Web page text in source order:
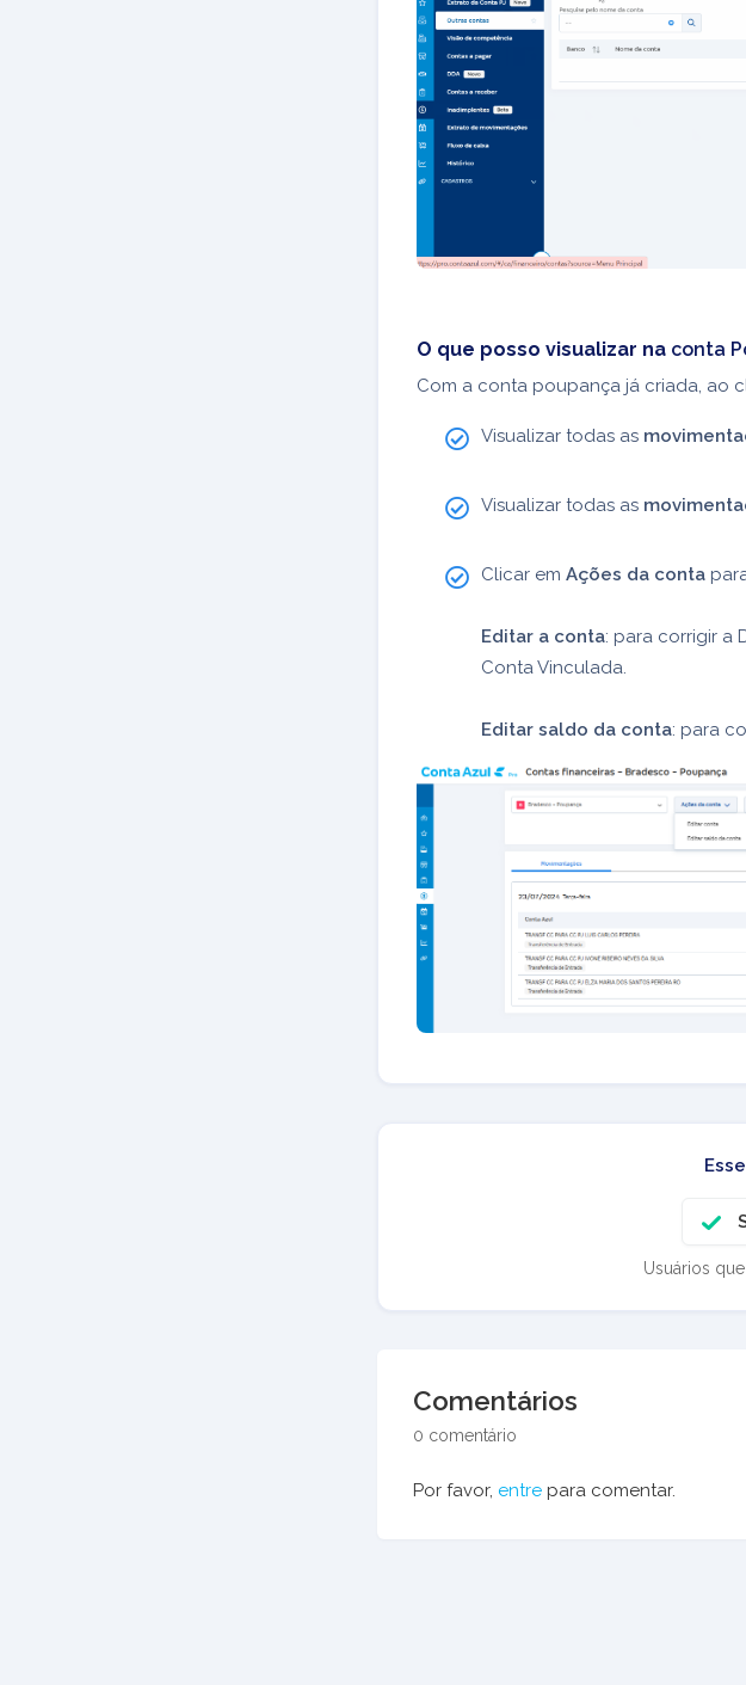
O que posso visualizar na conta
Com a conta poupança já criada, ao
Visualizar todas as
Visualizar todas as
Clicar em Ações da conta
Editar a conta: para corrigir a
Conta Vinculada.
Editar saldo da conta: para
Usuários
Comentários
0 comentário
Por favor, entre para comentar.